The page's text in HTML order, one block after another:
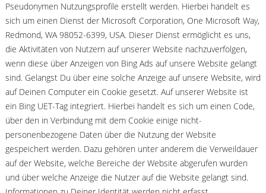
Pseudonymen Nutzungsprofile erstellt werden. Hierbei handelt es
sich um einen Dienst der Microsoft Corporation, One Microsoft Way,
Redmond, WA 98052-6399, USA. Dieser Dienst ermöglicht es uns,
die Aktivitäten von Nutzern auf unserer Website nachzuverfolgen,
wenn diese über Anzeigen von Bing Ads auf unsere Website gelangt
sind. Gelangst Du über eine solche Anzeige auf unsere Website, wird
auf Deinen Computer ein Cookie gesetzt. Auf unserer Website ist
ein Bing UET-Tag integriert. Hierbei handelt es sich um einen Code,
über den in Verbindung mit dem Cookie einige nicht-
personenbezogene Daten über die Nutzung der Website
gespeichert werden. Dazu gehören unter anderem die Verweildauer
auf der Website, welche Bereiche der Website abgerufen wurden
und über welche Anzeige die Nutzer auf die Website gelangt sind.